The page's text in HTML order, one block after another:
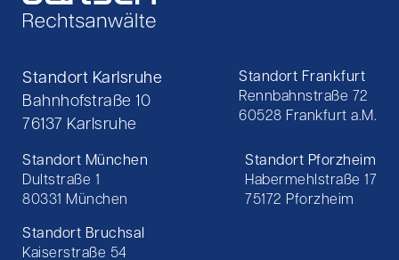
Standort Karlsruhe
Bahnhofstraße 10
76137 Karlsruhe
Standort Frankfurt
Rennbahnstraße 72
60528 Frankfurt a.M.
Standort München
Dultstraße 1
80331 München
Standort Pforzheim
Habermehlstraße 17
75172 Pforzheim
Standort Bruchsal
Kaiserstraße 54